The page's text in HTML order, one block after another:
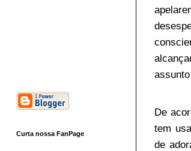
De
tem
de
Curta nossa FanPage